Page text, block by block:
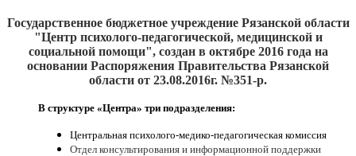
Государственное бюджетное учреждение Рязанской области
"Центр психолого-педагогической, медицинской и
социальной помощи", создан в октябре 2016года на
основании Распоряжения Правительства Рязанской
области от 23.08.2016г. №351-р.
В структуре «Центра» три подразделения:
Центральная психолого-медико-педагогическая комиссия
Отдел консультирования и информационной поддержки